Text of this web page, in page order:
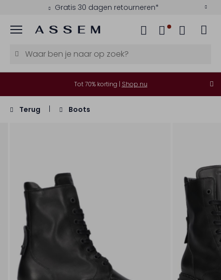
Gratis 30 dagen retourneren*
Menu
Tot 70% korting | Shop nu
Terug Boots